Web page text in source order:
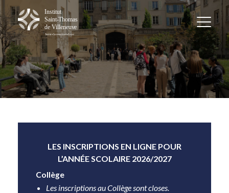
LES INSCRIPTIONS EN LIGNE POUR
L’ANNÉE SCOLAIRE 2026/2027
Collège
Les inscriptions au Collège sont closes.